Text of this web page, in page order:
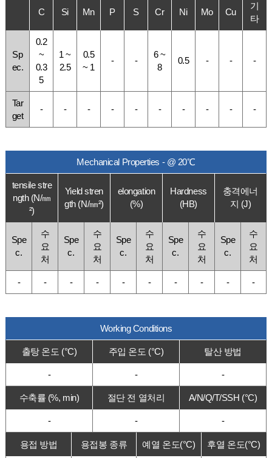
C Si Mn P S Cr Ni Mo Cu
기
타
Sp
ec.
0.2
~
0.3
5
1 ~
2.5
0.5
~ 1
- -
6 ~
8
0.5 - - -
Tar
get
- - - - - - - - - -
Mechanical Properties - @ 20℃
tensile stre
ngth (N/㎜
²)
Yield stren
gth (N/㎜²)
elongation
(%)
Hardness
(HB)
충격에너
지 (J)
Spe
c.
수
요
처
Spe
c.
수
요
처
Spe
c.
수
요
처
Spe
c.
수
요
처
Spe
c.
수
요
처
- - - - - - - - - -
Working Conditions
출탕 온도 (°C) 주입 온도 (°C) 탈산 방법
- - -
수축률 (%, min) 절단 전 열처리 A/N/Q/T/SSH (°C)
- - -
용접 방법 용접봉 종류 예열 온도(°C) 후열 온도(°C)